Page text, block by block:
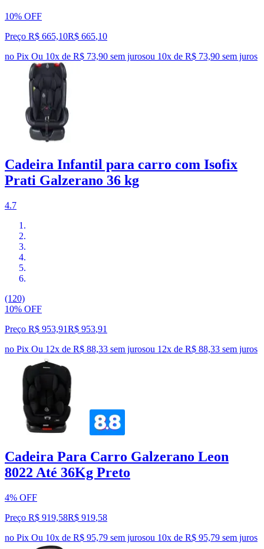
10% OFF
Preço R$ 665,10R$ 665,10
no Pix Ou 10x de R$ 73,90 sem jurosou 10x de R$ 73,90 sem juros
Cadeira Infantil para carro com Isofix
Prati Galzerano 36 kg
4.7
(120)
10% OFF
Preço R$ 953,91R$ 953,91
no Pix Ou 12x de R$ 88,33 sem jurosou 12x de R$ 88,33 sem juros
Cadeira Para Carro Galzerano Leon
8022 Até 36Kg Preto
4% OFF
Preço R$ 919,58R$ 919,58
no Pix Ou 10x de R$ 95,79 sem jurosou 10x de R$ 95,79 sem juros